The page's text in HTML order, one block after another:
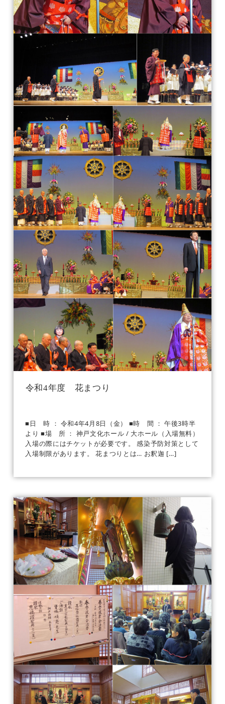
令和4年度 花まつり
■日 時 ： 令和4年4月8日（金） ■時 間 ： 午後3時半
より ■場 所 ： 神戸文化ホール / 大ホール（入場無料）
入場の際にはチケットが必要です。 感染予防対策として
入場制限があります。 花まつりとは… お釈迦 […]